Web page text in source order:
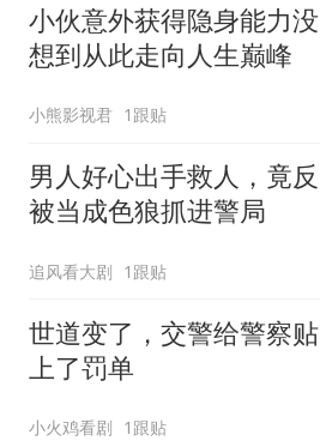
小伙意外获得隐身能力没
想到从此走向人生巅峰
小熊影视君 1跟贴
男人好心出手救人，竟反
被当成色狼抓进警局
追风看大剧 1跟贴
世道变了，交警给警察贴
上了罚单
小火鸡看剧 1跟贴